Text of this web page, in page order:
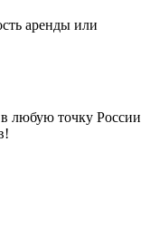
аренды или
в любую точку России